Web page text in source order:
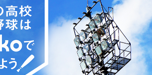
明かした。
彦アナウンサー
も、一生懸命研究したらそれがわかっ
て、よりわかるじゃないですか。やっ